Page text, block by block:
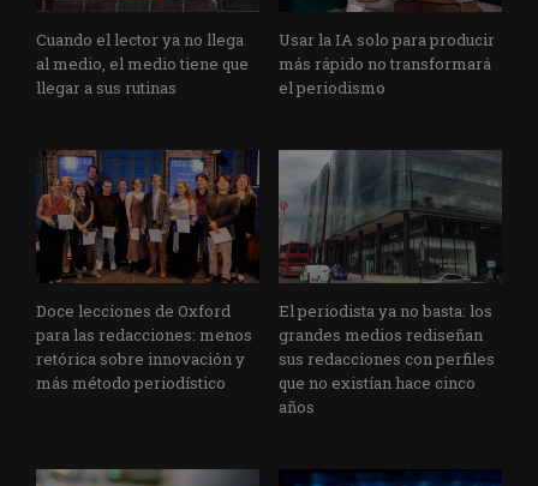
Cuando el lector ya no llega
al medio, el medio tiene que
llegar a sus rutinas
Usar la IA solo para producir
más rápido no transformará
el periodismo
Doce lecciones de Oxford
para las redacciones: menos
retórica sobre innovación y
más método periodístico
El periodista ya no basta: los
grandes medios rediseñan
sus redacciones con perfiles
que no existían hace cinco
años